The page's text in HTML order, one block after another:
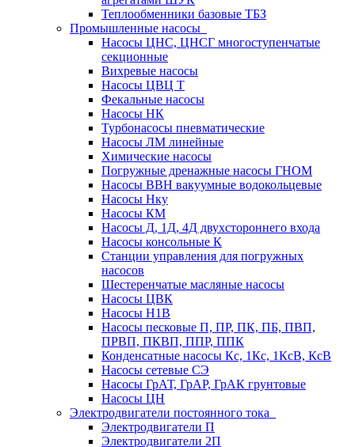
Теплообменники базовые ТБЗ
Промышленные насосы
Насосы ЦНС, ЦНСГ многоступенчатые
секционные
Вихревые насосы
Насосы ЦВЦ Т
Фекальные насосы
Насосы НК
Турбонасосы пневматические
Насосы ЛМ линейные
Химические насосы
Погружные дренажные насосы ГНОМ
Насосы ВВН вакуумные водокольцевые
Насосы Нку
Насосы КМ
Насосы Д, 1Д, 4Д двухстороннего входа
Насосы консольные К
Станции управления для погружных
насосов
Шестеренчатые масляные насосы
Насосы ЦВК
Насосы Н1В
Насосы песковые П, ПР, ПК, ПБ, ПВП,
ПРВП, ПКВП, ППР, ППК
Конденсатные насосы Кс, 1Кс, 1КсВ, КсВ
Насосы сетевые СЭ
Насосы ГрАТ, ГрАР, ГрАК грунтовые
Насосы ЦН
Электродвигатели постоянного тока
Электродвигатели П
Электродвигатели 2П